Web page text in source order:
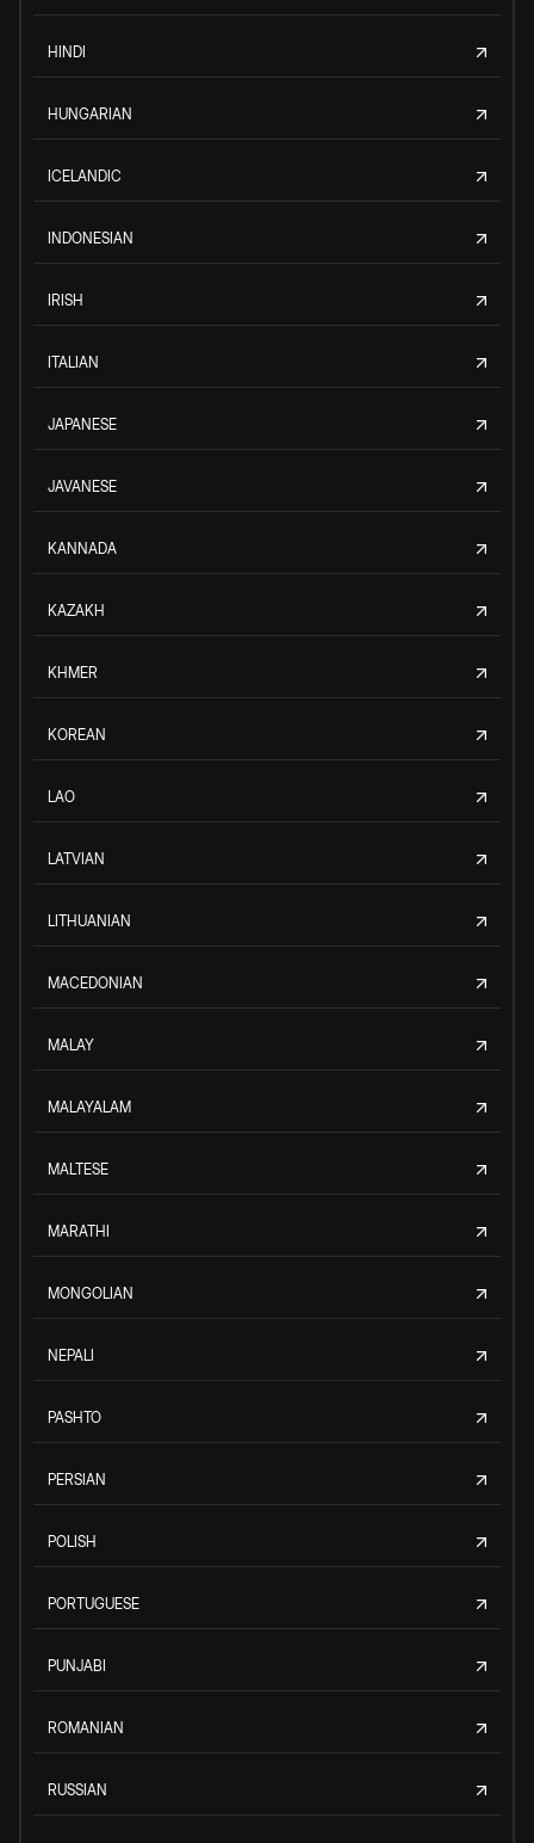
HINDI
HUNGARIAN
ICELANDIC
INDONESIAN
IRISH
ITALIAN
JAPANESE
JAVANESE
KANNADA
KAZAKH
KHMER
KOREAN
LAO
LATVIAN
LITHUANIAN
MACEDONIAN
MALAY
MALAYALAM
MALTESE
MARATHI
MONGOLIAN
NEPALI
PASHTO
PERSIAN
POLISH
PORTUGUESE
PUNJABI
ROMANIAN
RUSSIAN